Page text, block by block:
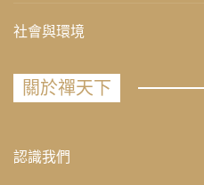
社會與環境
關於禪天下
認識我們